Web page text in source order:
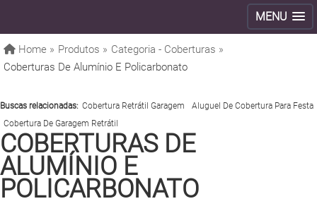
MENU
Home » Produtos » Categoria - Coberturas »
Coberturas De Alumínio E Policarbonato
Buscas relacionadas: Cobertura Retrátil Garagem
Aluguel De Cobertura Para Festa
Cobertura De Garagem Retrátil
COBERTURAS DE
ALUMÍNIO E
POLICARBONATO